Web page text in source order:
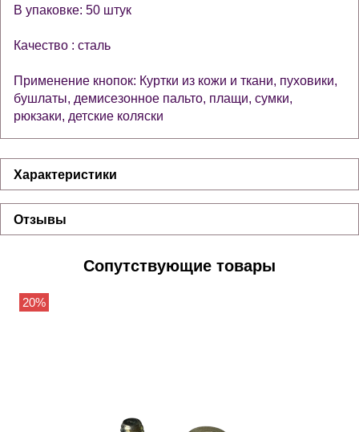
В упаковке: 50 штук
Качество : сталь
Применение кнопок: Куртки из кожи и ткани, пуховики,
бушлаты, демисезонное пальто, плащи, сумки,
рюкзаки, детские коляски
Характеристики
Отзывы
Сопутствующие товары
20%